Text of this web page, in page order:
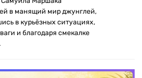
в манящий мир джунглей,
в курьёзных ситуациях,
и благодаря смекалке